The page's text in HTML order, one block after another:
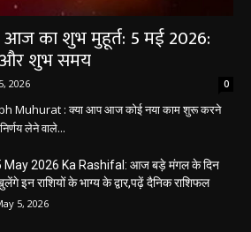
आज का शुभ मुहूर्त: 5 मई 2026:
और शुभ समय
2026 0
Muhurat : क्या आप आज कोई नया काम शुरू करने
लेने वाले...
May 2026 Ka Rashifal: आज बड़े मंगल के दिन
इन राशियों के भाग्य के द्वार,पढ़ें दैनिक राशिफल
5, 2026